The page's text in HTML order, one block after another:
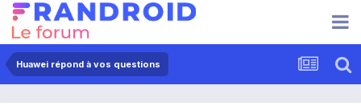
Huawei répond à vos questions